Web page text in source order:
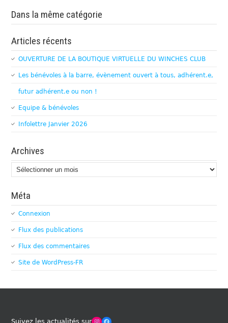
Dans la même catégorie
Articles récents
OUVERTURE DE LA BOUTIQUE VIRTUELLE DU WINCHES CLUB
Les bénévoles à la barre, évènement ouvert à tous, adhérent.e,
futur adhérent.e ou non !
Equipe & bénévoles
Infolettre Janvier 2026
Archives
Archives
Méta
Connexion
Flux des publications
Flux des commentaires
Site de WordPress-FR
Suivez les actualités surWinches Club OfficielFacebook